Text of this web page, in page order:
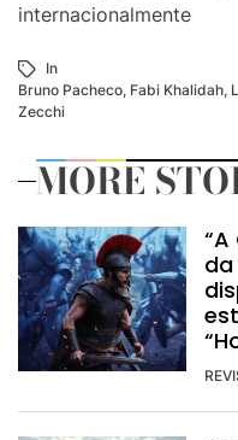
internacionalmente
In
Bruno Pacheco, Fabi Khalidah,
Zecchi
MORE
da